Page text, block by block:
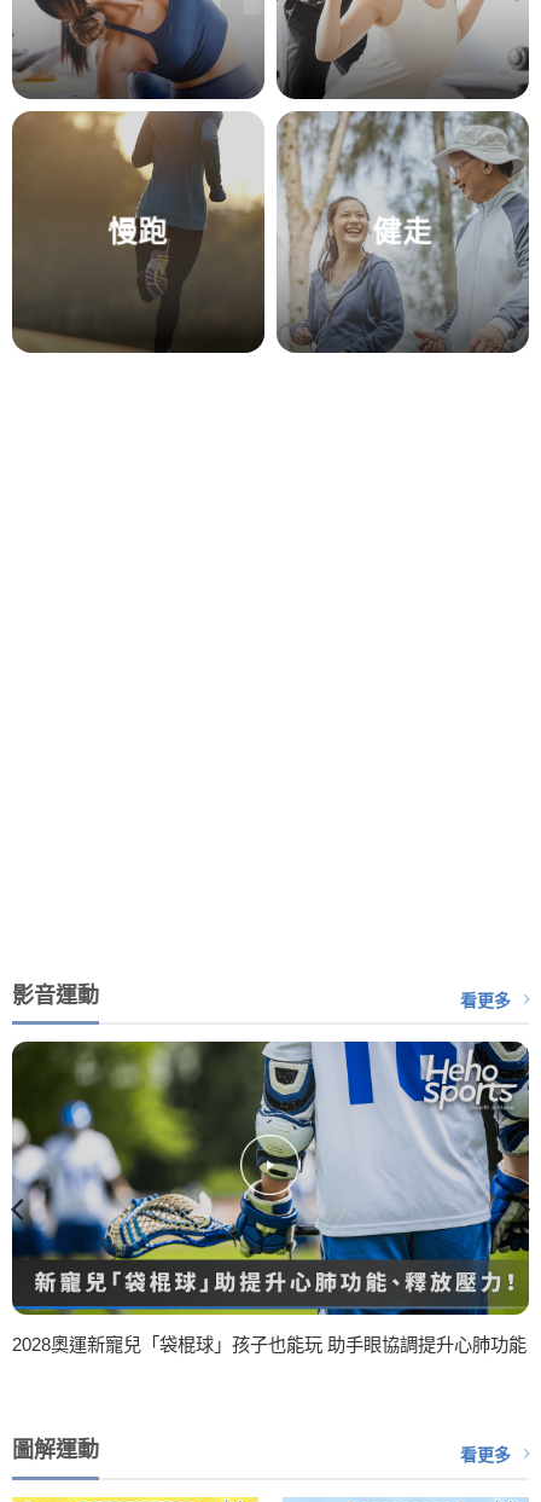
慢跑 健走
影音運動 看更多
2028奧運新寵兒「袋棍球」孩子也能玩 助手眼協調提升心肺功能
圖解運動 看更多